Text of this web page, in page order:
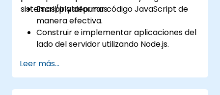
sistemas/plataformas.
Escribir y depurar código JavaScript de
manera efectiva.
Construir e implementar aplicaciones del
lado del servidor utilizando Node.js.
dinámicas y responsivas con React.
Integrar componentes front-end y back-
end para crear aplicaciones full-stack.
Leer más...